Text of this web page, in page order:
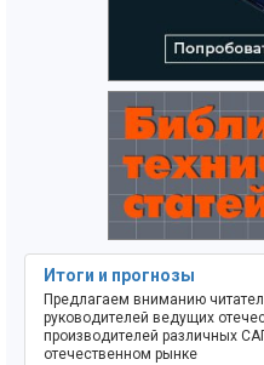
Итоги и прогнозы
Предлагаем вниманию
руководителей ведущих
производителей различных
отечественном рынке